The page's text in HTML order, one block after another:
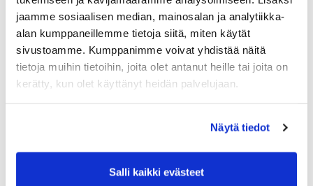
jaamme sosiaalisen median, mainosalan ja analytiikka-
alan kumppaneillemme tietoja siitä, miten käytät
sivustoamme. Kumppanimme voivat yhdistää näitä
tietoja muihin tietoihin, joita olet antanut heille tai joita on
kerätty, kun olet käyttänyt heidän palvelujaan.
Näytä tiedot
Salli kaikki evästeet
kyselystä.
”Erityisesti pienillä yrityksillä voi olla vaikeaa järjestää
viranomaisten kanssa erinäisiä asioita. Kielitietoisessa
työyhteisössä suomea voi kuitenkin oppia, mutta se vaatii
panostuksia koko työyhteisöltä ja vie aikaa myös varsinaiselta
Suhdannetilanteesta huolimattayrityksillä
pulaa osaavasta työvoimasta